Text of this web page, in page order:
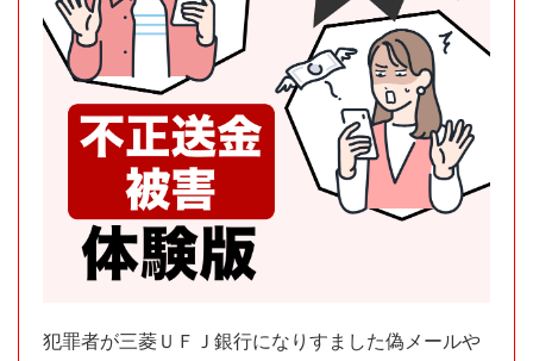
犯罪者が三菱ＵＦＪ銀⾏になりすました偽メールや